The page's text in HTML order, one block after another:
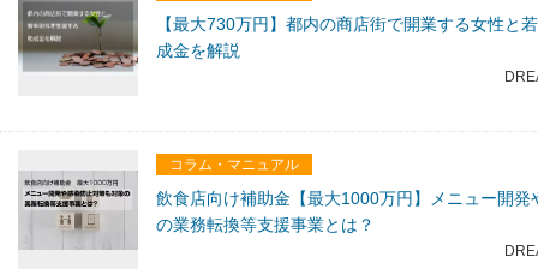
【最大730万円】都内の商店街で開業する女性と
成金を解説
コラム・マニュアル
飲食店向け補助金【最大1000万円】メニュー開発
の業務転換等支援事業とは？